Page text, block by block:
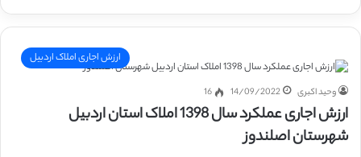
ارزش اجاری املاک اردبیل
وحید اکبری 14/09/2022
16
ارزش اجاری عملکرد سال 1398 املاک استان اردبیل
شهرستان اصلندوز